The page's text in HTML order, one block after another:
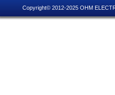
Copyright© 2012-2025 OHM